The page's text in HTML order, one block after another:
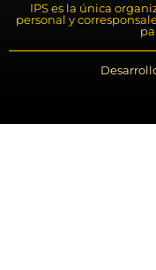
IPS es la única
personal y